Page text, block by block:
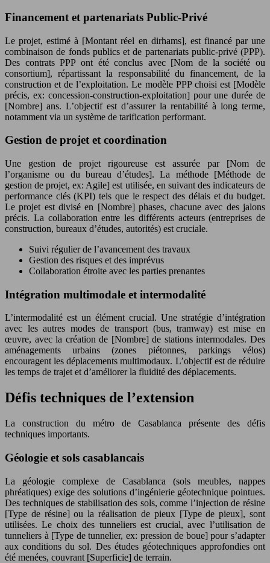
Financement et partenariats Public-Privé
Le projet, estimé à [Montant réel en dirhams], est financé par une
combinaison de fonds publics et de partenariats public-privé (PPP).
Des contrats PPP ont été conclus avec [Nom de la société ou
consortium], répartissant la responsabilité du financement, de la
construction et de l’exploitation. Le modèle PPP choisi est [Modèle
précis, ex: concession-construction-exploitation] pour une durée de
[Nombre] ans. L’objectif est d’assurer la rentabilité à long terme,
notamment via un système de tarification performant.
Gestion de projet et coordination
Une gestion de projet rigoureuse est assurée par [Nom de
l’organisme ou du bureau d’études]. La méthode [Méthode de
gestion de projet, ex: Agile] est utilisée, en suivant des indicateurs de
performance clés (KPI) tels que le respect des délais et du budget.
Le projet est divisé en [Nombre] phases, chacune avec des jalons
précis. La collaboration entre les différents acteurs (entreprises de
construction, bureaux d’études, autorités) est cruciale.
Suivi régulier de l’avancement des travaux
Gestion des risques et des imprévus
Collaboration étroite avec les parties prenantes
Intégration multimodale et intermodalité
L’intermodalité est un élément crucial. Une stratégie d’intégration
avec les autres modes de transport (bus, tramway) est mise en
œuvre, avec la création de [Nombre] de stations intermodales. Des
aménagements urbains (zones piétonnes, parkings vélos)
encouragent les déplacements multimodaux. L’objectif est de réduire
les temps de trajet et d’améliorer la fluidité des déplacements.
Défis techniques de l’extension
La construction du métro de Casablanca présente des défis
techniques importants.
Géologie et sols casablancais
La géologie complexe de Casablanca (sols meubles, nappes
phréatiques) exige des solutions d’ingénierie géotechnique pointues.
Des techniques de stabilisation des sols, comme l’injection de résine
[Type de résine] ou la réalisation de pieux [Type de pieux], sont
utilisées. Le choix des tunneliers est crucial, avec l’utilisation de
tunneliers à [Type de tunnelier, ex: pression de boue] pour s’adapter
aux conditions du sol. Des études géotechniques approfondies ont
été menées, couvrant [Superficie] de terrain.